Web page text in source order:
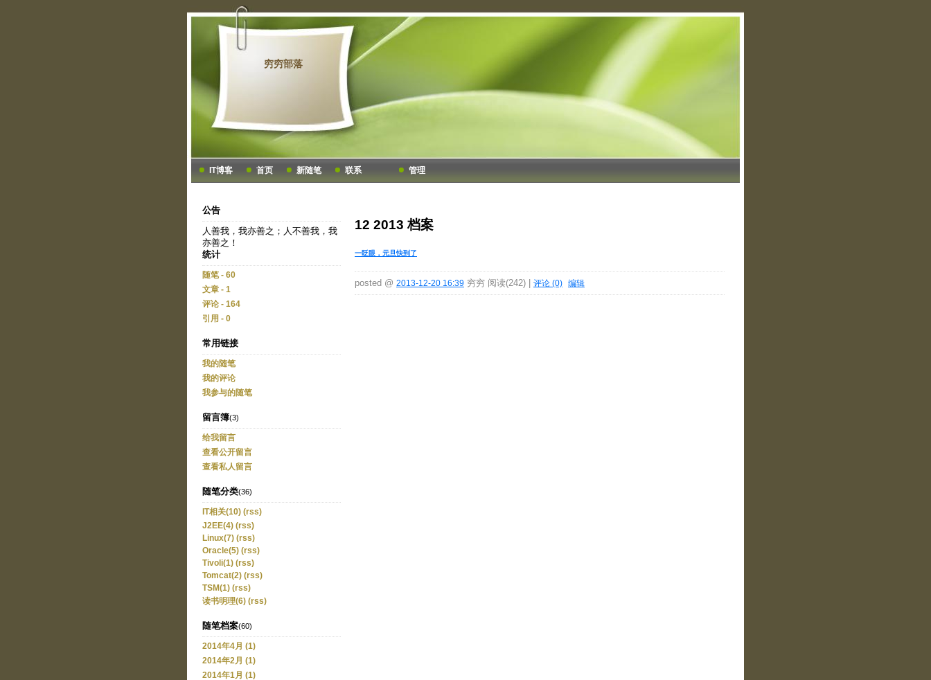
穷穷部落
IT博客 首页 新随笔 联系 管理
公告
人善我，我亦善之；人不善我，我
亦善之！
统计
随笔 - 60
文章 - 1
评论 - 164
引用 - 0
常用链接
我的随笔
我的评论
我参与的随笔
留言簿(3)
给我留言
查看公开留言
查看私人留言
随笔分类(36)
IT相关(10) (rss)
J2EE(4) (rss)
Linux(7) (rss)
Oracle(5) (rss)
Tivoli(1) (rss)
Tomcat(2) (rss)
TSM(1) (rss)
读书明理(6) (rss)
随笔档案(60)
2014年4月 (1)
2014年2月 (1)
2014年1月 (1)
12 2013 档案
一眨眼，元旦快到了
posted @ 2013-12-20 16:39 穷穷 阅读(242) | 评论 (0) 编辑